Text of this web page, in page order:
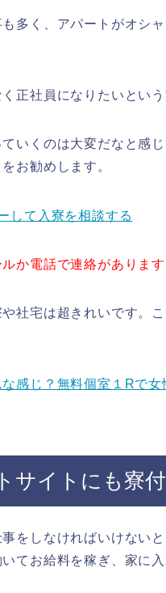
多く、アパートがオシ
正社員になりたいとい
いくのは大変だなと感
お勧めします。
して入寮を相談する
か電話で連絡があります
社宅は超きれいです。
感じ？無料個室１Rで女
サイトにも寮
をしなければいけない
てお給料を稼ぎ、家に